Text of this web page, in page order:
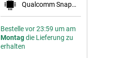
Qualcomm Snapdragon 8s Gen 4 Mobile Platform
Bestelle vor 23:59 um am
Montagdie Lieferung zu
erhalten